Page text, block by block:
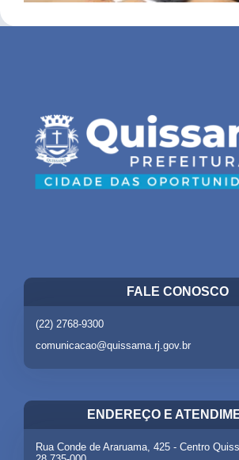
FALE CONOSCO
(22) 2768-9300
comunicacao@quissama.rj.gov.br
ENDEREÇO E
Rua Conde de Araruama, 425 - Centro